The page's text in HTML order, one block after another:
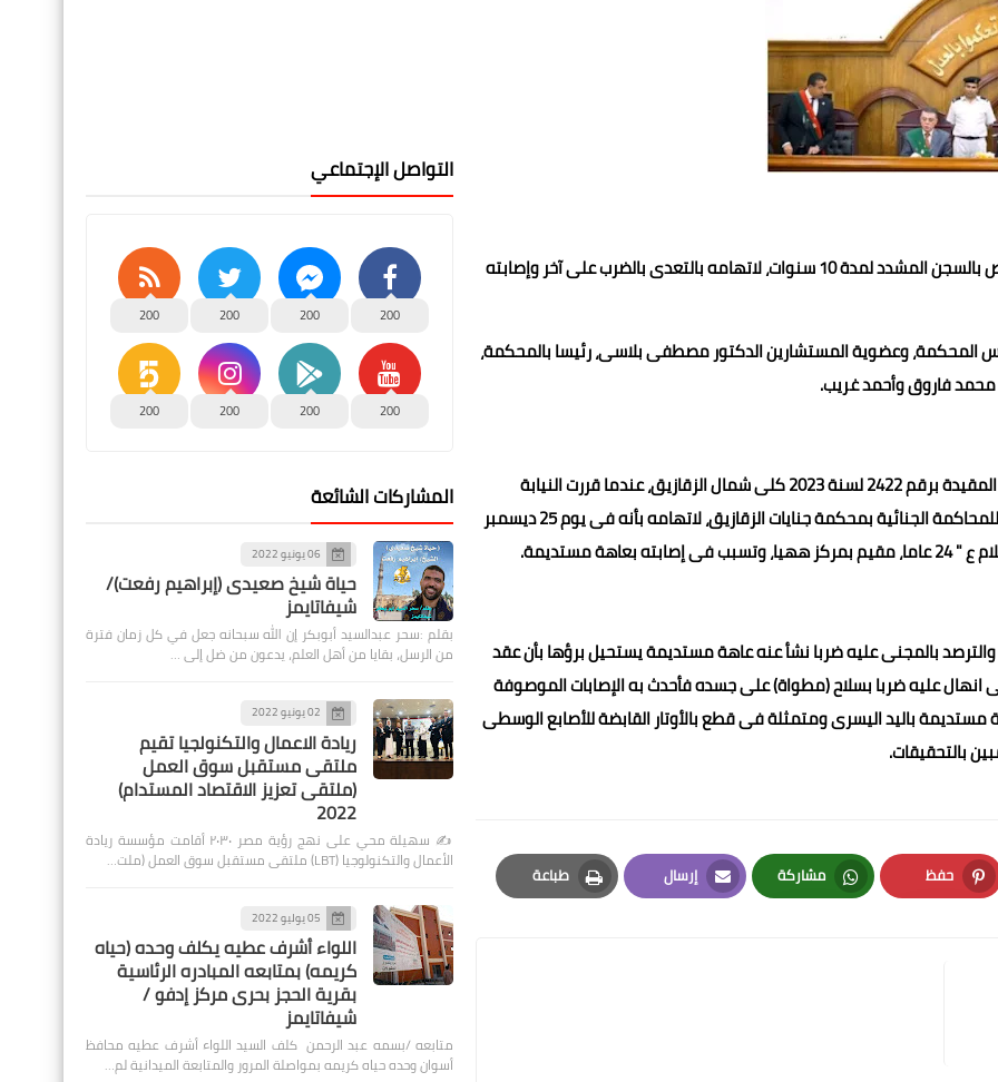
عاقبت محكمة جنايات الزقازيق بمحافظة الشرقية، اليوم، شخص بالسجن المشدد لمدة 10 سنوات، لاتهامه بالتعدى بالضرب على آخر وإصابته
المحكمة، وعضوية المستشارين الدكتور مصطفى بلاسى، رئيسا بالمحكمة،
محمد فاروق وأحمد غريب.
تعود أحداث القضية رقم 18161 لسنة 2023 جنايات مركز ههيا، المقيدة برقم 2422 لسنة 2023 كلى شمال الزقازيق، عندما قررت النيابة
العامة إحالة المتهم "أمين م ن أ" 39 عامل مقيم بمركز ههيا، للمحاكمة الجنائية بمحكمة جنايات الزقازيق، لاتهامه بأنه فى يوم 25 ديسمبر
بالمجنى عليه ضربا نشأ عنه عاهة مستديمة يستحيل برؤها بأن عقد
عليه ضربا بسلاح (مطواة) على جسده فأحدث به الإصابات الموصوفة
باليد اليسرى ومتمثلة فى قطع بالأوتار القابضة للأصابع الوسطى
حفظ
Pinterest
مشاركة
Whatsapp
إرسال
Email
طباعة
Print
التواصل الإجتماعي
200
200
200
200
200
200
200
200
المشاركات الشائعة
06 يونيو 2022
حياة شيخ صعيدى (إبراهيم رفعت)/
شيفاتايمز
بقلم :سحر عبدالسيد أبوبكر إن الله سبحانه جعل في كل زمان فترة
من الرسل، بقايا من أهل العلم، يدعون من ضل إلى …
02 يونيو 2022
ريادة الاعمال والتكنولجيا تقيم
ملتقى مستقبل سوق العمل
(ملتقى تعزيز الاقتصاد المستدام)
2022
✍️ سهيلة محي على نهج رؤية مصر ٢٠٣٠ أقامت مؤسسة ريادة
الأعمال والتكنولوجيا (LBT) ملتقى مستقبل سوق العمل (ملت…
05 يوليو 2022
اللواء أشرف عطيه يكلف وحده (حياه
كريمه) بمتابعه المبادره الرئاسية
بقرية الحجز بحرى مركز إدفو /
شيفاتايمز
متابعه /بسمه عبد الرحمن كلف السيد اللواء أشرف عطيه محافظ
أسوان وحده حياه كريمه بمواصلة المرور والمتابعة الميدانية لم…